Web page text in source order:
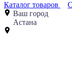
Каталог товаров
Ваш город
Астана